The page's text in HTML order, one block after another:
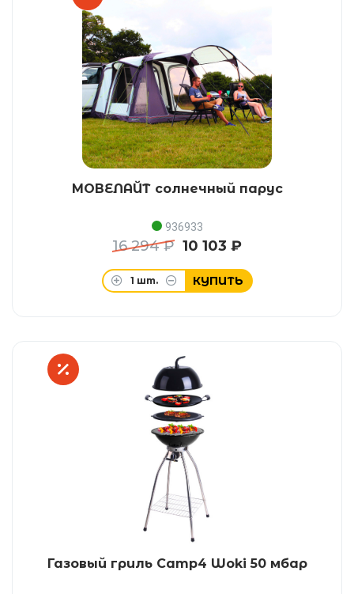
МОВЕЛАЙТ солнечный парус
936933
16 294 ₽ 10 103 ₽
1 шт. КУПИТЬ
Газовый гриль Camp4 Woki 50 мбар